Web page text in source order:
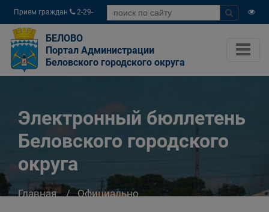
Прием граждан
2-29-
04
БЕЛОВО
Портал Администрации
Беловского городского округа
Электронный бюллетень
Беловского городского
округа
Главная
Официально